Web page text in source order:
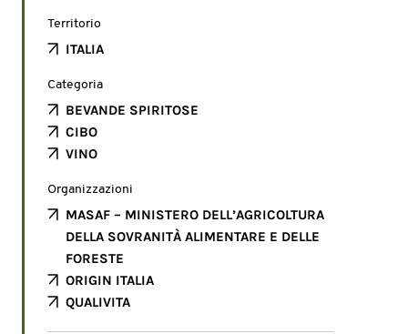
Territorio
ITALIA
Categoria
BEVANDE SPIRITOSE
CIBO
VINO
Organizzazioni
MASAF – MINISTERO DELL’AGRICOLTURA
DELLA SOVRANITÀ ALIMENTARE E DELLE
FORESTE
ORIGIN ITALIA
QUALIVITA